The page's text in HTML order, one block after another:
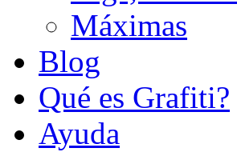
Máximas
Blog
Qué es Grafiti?
Ayuda